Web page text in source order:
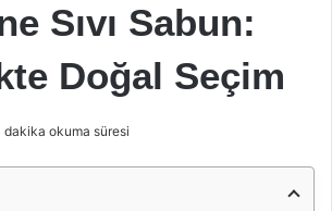
Sıvı Sabun:
Doğal Seçim
dakika okuma süresi